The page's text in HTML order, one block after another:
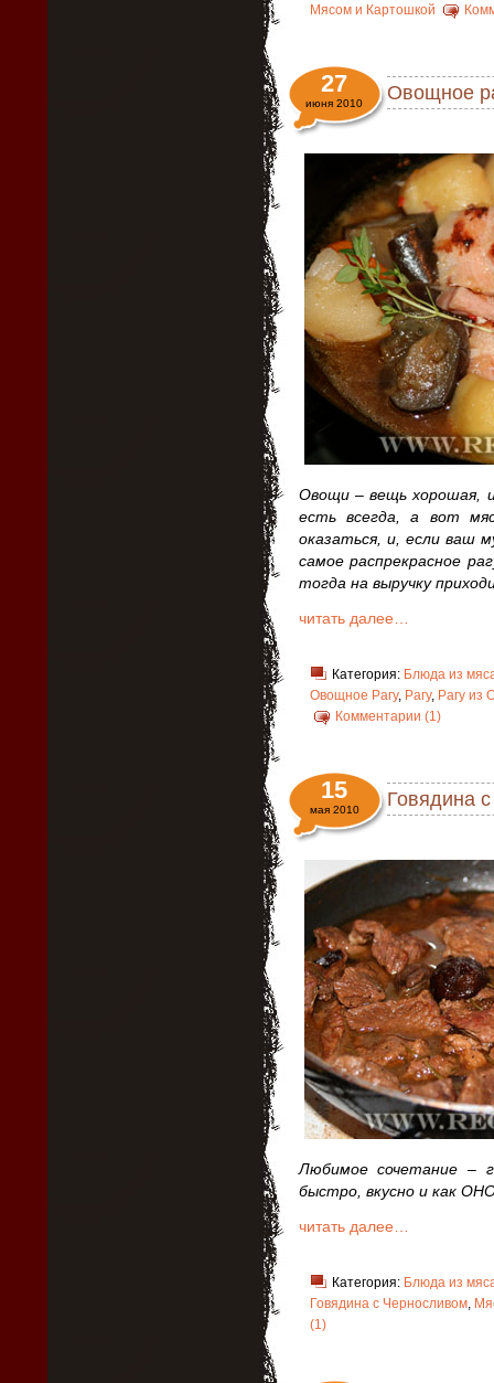
Мясом и Картошкой
Овощное
27
июня 2010
Овощи – вещь хорошая,
есть всегда, а вот
оказаться, и, если ваш
самое распрекрасное
тогда на выручку
читать далее…
Категория: Блюда из
Овощное Рагу, Рагу, Рагу из
Комментарии (1)
Говядина
15
мая 2010
Любимое сочетание –
быстро, вкусно и как
читать далее…
Категория: Блюда из
Говядина с Черносливом,
(1)